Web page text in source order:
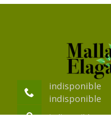
indisponible
indisponible
indisponible